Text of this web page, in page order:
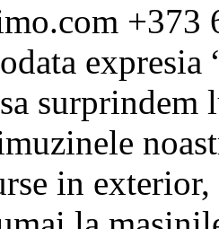
+373
expresia
surprindem
in